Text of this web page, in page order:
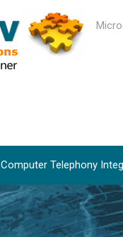
Computer Telephony